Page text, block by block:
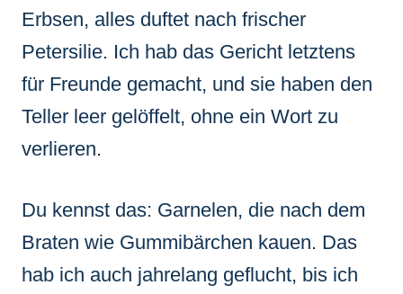
Erbsen, alles duftet nach frischer
Petersilie. Ich hab das Gericht letztens
für Freunde gemacht, und sie haben den
Teller leer gelöffelt, ohne ein Wort zu
verlieren.
Du kennst das: Garnelen, die nach dem
Braten wie Gummibärchen kauen. Das
hab ich auch jahrelang geflucht, bis ich